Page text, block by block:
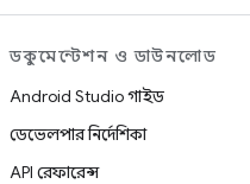
ডকুমেন্টেশন ও ডাউনলোড
Android Studio গাইড
ডেভেলপার নির্দেশিকা
API রেফারেন্স